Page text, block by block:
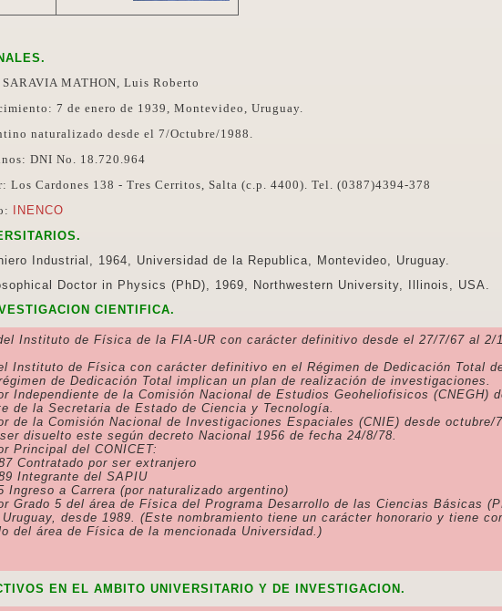
MATHON, Luis Roberto
7 de enero de 1939, Montevideo, Uruguay.
naturalizado desde el 7/Octubre/1988.
DNI No. 18.720.964
Cardones 138 - Tres Cerritos, Salta (c.p. 4400). Tel. (0387)4394-378
INENCO
1964, Universidad de la Republica, Montevideo, Uruguay.
in Physics (PhD), 1969, Northwestern University, Illinois, USA.
CIENTIFICA.
Instituto de Física de la FIA-UR con carácter definitivo desde el 27/7/67 al 2/
Instituto de Física con carácter definitivo en el Régimen de Dedicación Total
de Dedicación Total implican un plan de realización de investigaciones.
Independiente de la Comisión Nacional de Estudios Geoheliofisicos (CNEGH)
de la Secretaria de Estado de Ciencia y Tecnología.
de la Comisión Nacional de Investigaciones Espaciales (CNIE) desde octubre/
disuelto este según decreto Nacional 1956 de fecha 24/8/78.
Principal del CONICET:
Contratado por ser extranjero
Integrante del SAPIU
Ingreso a Carrera (por naturalizado argentino)
Grado 5 del área de Física del Programa Desarrollo de las Ciencias Básicas
desde 1989. (Este nombramiento tiene un carácter honorario y tiene
del área de Física de la mencionada Universidad.)
EN EL AMBITO UNIVERSITARIO Y DE INVESTIGACION.